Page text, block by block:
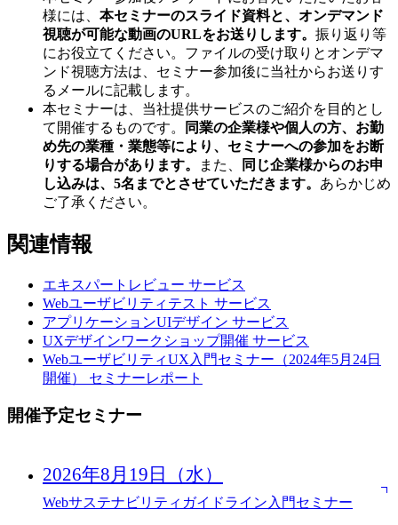
様には、 本セミナーのスライド資料と、オンデマンド
視聴が可能な動画のURLをお送りします。 振り返り等
にお役立てください。ファイルの受け取りとオンデマ
ンド視聴方法は、セミナー参加後に当社からお送りす
るメールに記載します。
本セミナーは、当社提供サービスのご紹介を目的とし
て開催するものです。
同業の企業様や個人の方、お勤
め先の業種・業態等により、セミナーへの参加をお断
りする場合があります。
また、
同じ企業様からのお申
し込みは、5名までとさせていただきます。 あらかじめ
ご了承ください。
関連情報
エキスパートレビュー サービス
Webユーザビリティテスト サービス
アプリケーションUIデザイン サービス
UXデザインワークショップ開催 サービス
WebユーザビリティUX入門セミナー（2024年5月24日
開催） セミナーレポート
開催予定セミナー
2026年8月19日（水）
Webサステナビリティガイドライン入門セミナー